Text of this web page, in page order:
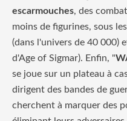
escarmouches, des
moins de figurines, sous
(dans l'univers de 40 000)
d'Age of Sigmar). Enfin, "
se joue sur un plateau à
dirigent des bandes de
cherchent à marquer des